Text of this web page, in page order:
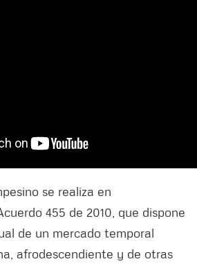
se realiza en
455 de 2010, que dispone
de un mercado temporal
afrodescendiente y de otras